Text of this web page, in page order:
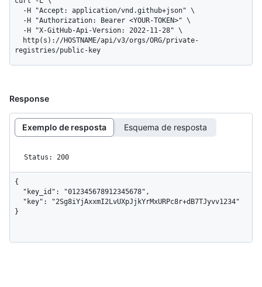
registries/public-key
Response
Exemplo de resposta Esquema de resposta
Status: 200
{
}